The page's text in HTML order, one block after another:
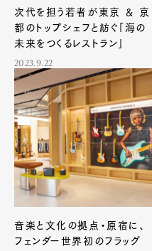
次代を担う若者が東京 ＆ 京
都のトップシェフと紡ぐ「海の
未来をつくるレストラン」
2023.9.22
音楽と文化の拠点・原宿に、
フェンダー世界初のフラッグ